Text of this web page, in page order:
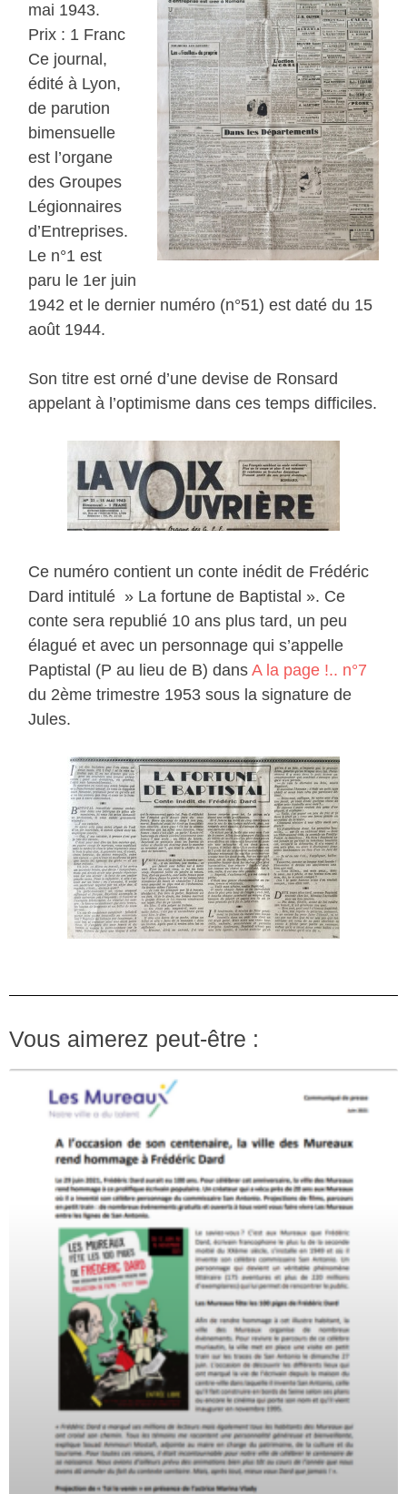
mai 1943.
Prix : 1 Franc
Ce journal,
édité à Lyon,
de parution
bimensuelle
est l’organe
des Groupes
Légionnaires
d’Entreprises.
Le n°1 est
paru le 1er juin
1942 et le dernier numéro (n°51) est daté du 15
août 1944.
Son titre est orné d’une devise de Ronsard
appelant à l’optimisme dans ces temps difficiles.
Ce numéro contient un conte inédit de Frédéric
Dard intitulé » La fortune de Baptistal ». Ce
conte sera republié 10 ans plus tard, un peu
élagué et avec un personnage qui s’appelle
Paptistal (P au lieu de B) dansA la page !.. n°7
du 2ème trimestre 1953 sous la signature de
Jules.
Vous aimerez peut-être :